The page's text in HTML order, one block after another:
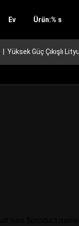
Ev Ürün:% s
Yüksek Güç Çıkışlı